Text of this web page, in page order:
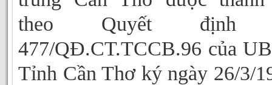
theo Quyết định
477/QĐ.CT.TCCB.96 của
Tỉnh Cần Thơ ký ngày 26/3/